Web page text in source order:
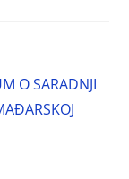
O SARADNJI